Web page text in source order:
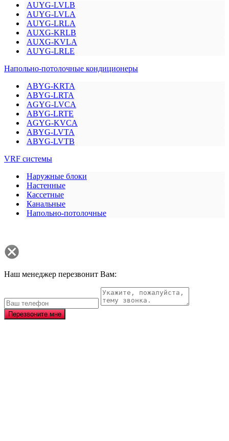
AUYG-LVLB
AUYG-LVLA
AUYG-LRLA
AUXG-KRLB
AUXG-KVLA
AUYG-LRLE
Напольно-потолочные кондиционеры
ABYG-KRTA
ABYG-LRTA
AGYG-LVCA
ABYG-LRTE
AGYG-KVCA
ABYG-LVTA
ABYG-LVTB
VRF системы
Наружные блоки
Настенные
Кассетные
Канальные
Напольно-потолочные
Наш менеджер перезвонит Вам:
Перезвоните мне